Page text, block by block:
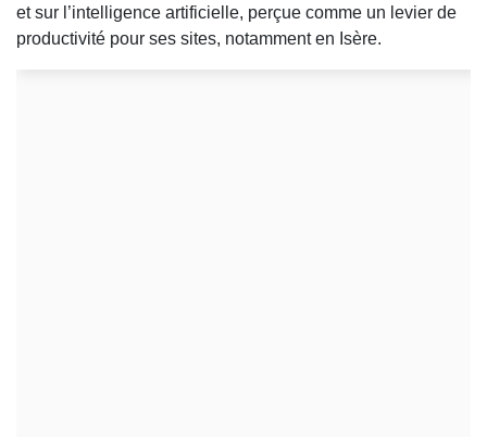
et sur l’intelligence artificielle, perçue comme un levier de
productivité pour ses sites, notamment en Isère.